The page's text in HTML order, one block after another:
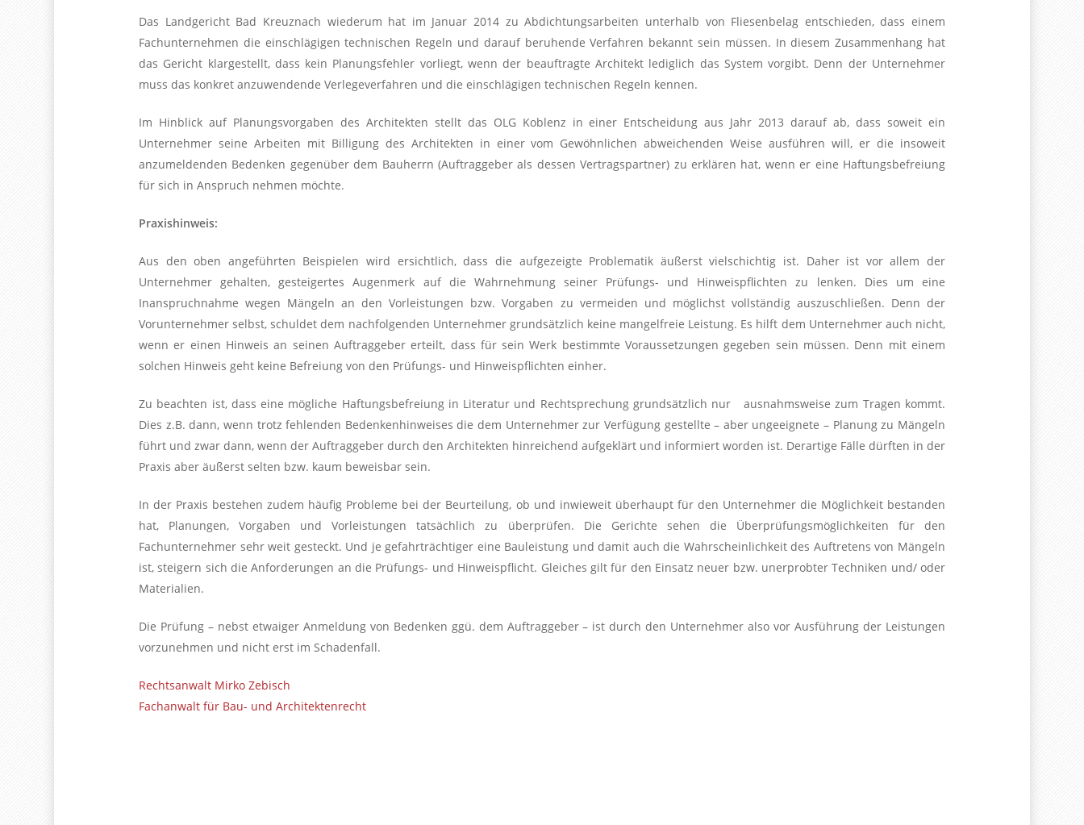
Das Landgericht Bad Kreuznach wiederum hat im Januar 2014 zu Abdichtungsarbeiten unterhalb von Fliesenbelag entschieden, dass einem
Fachunternehmen die einschlägigen technischen Regeln und darauf beruhende Verfahren bekannt sein müssen. In diesem Zusammenhang hat
das Gericht klargestellt, dass kein Planungsfehler vorliegt, wenn der beauftragte Architekt lediglich das System vorgibt. Denn der Unternehmer
muss das konkret anzuwendende Verlegeverfahren und die einschlägigen technischen Regeln kennen.
Im Hinblick auf Planungsvorgaben des Architekten stellt das OLG Koblenz in einer Entscheidung aus Jahr 2013 darauf ab, dass soweit ein
Unternehmer seine Arbeiten mit Billigung des Architekten in einer vom Gewöhnlichen abweichenden Weise ausführen will, er die insoweit
anzumeldenden Bedenken gegenüber dem Bauherrn (Auftraggeber als dessen Vertragspartner) zu erklären hat, wenn er eine Haftungsbefreiung
für sich in Anspruch nehmen möchte.
Praxishinweis:
Aus den oben angeführten Beispielen wird ersichtlich, dass die aufgezeigte Problematik äußerst vielschichtig ist. Daher ist vor allem der
Unternehmer gehalten, gesteigertes Augenmerk auf die Wahrnehmung seiner Prüfungs- und Hinweispflichten zu lenken. Dies um eine
Inanspruchnahme wegen Mängeln an den Vorleistungen bzw. Vorgaben zu vermeiden und möglichst vollständig auszuschließen. Denn der
Vorunternehmer selbst, schuldet dem nachfolgenden Unternehmer grundsätzlich keine mangelfreie Leistung. Es hilft dem Unternehmer auch nicht,
wenn er einen Hinweis an seinen Auftraggeber erteilt, dass für sein Werk bestimmte Voraussetzungen gegeben sein müssen. Denn mit einem
solchen Hinweis geht keine Befreiung von den Prüfungs- und Hinweispflichten einher.
Zu beachten ist, dass eine mögliche Haftungsbefreiung in Literatur und Rechtsprechung grundsätzlich nur ausnahmsweise zum Tragen kommt.
Dies z.B. dann, wenn trotz fehlenden Bedenkenhinweises die dem Unternehmer zur Verfügung gestellte – aber ungeeignete – Planung zu Mängeln
führt und zwar dann, wenn der Auftraggeber durch den Architekten hinreichend aufgeklärt und informiert worden ist. Derartige Fälle dürften in der
Praxis aber äußerst selten bzw. kaum beweisbar sein.
In der Praxis bestehen zudem häufig Probleme bei der Beurteilung, ob und inwieweit überhaupt für den Unternehmer die Möglichkeit bestanden
hat, Planungen, Vorgaben und Vorleistungen tatsächlich zu überprüfen. Die Gerichte sehen die Überprüfungsmöglichkeiten für den
Fachunternehmer sehr weit gesteckt. Und je gefahrträchtiger eine Bauleistung und damit auch die Wahrscheinlichkeit des Auftretens von Mängeln
ist, steigern sich die Anforderungen an die Prüfungs- und Hinweispflicht. Gleiches gilt für den Einsatz neuer bzw. unerprobter Techniken und/ oder
Materialien.
Die Prüfung – nebst etwaiger Anmeldung von Bedenken ggü. dem Auftraggeber – ist durch den Unternehmer also vor Ausführung der Leistungen
vorzunehmen und nicht erst im Schadenfall.
Rechtsanwalt Mirko Zebisch
Fachanwalt für Bau- und Architektenrecht